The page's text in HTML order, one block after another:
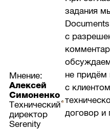
Мнение:
Алексей
Симоненко
Технический
директор
Serenity
задания
с
не
с
договор и